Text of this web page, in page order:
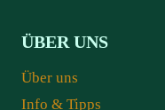
ÜBER UNS
Über uns
Info & Tipps